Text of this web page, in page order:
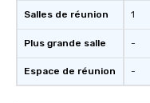
Salles de réunion
Plus grande salle
Espace de réunion
1
-
-